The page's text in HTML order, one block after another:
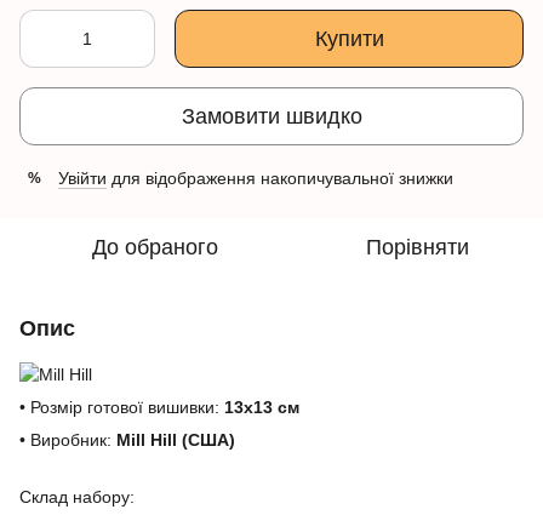
Купити
Замовити швидко
% Увійти для відображення накопичувальної знижки
До обраного Порівняти
Опис
• Розмір готової вишивки: 13х13 см
• Виробник: Mill Hill (США)
Склад набору: